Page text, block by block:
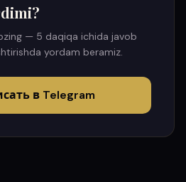
— 5 daqiqa ichida javob
yordam beramiz.
в Telegram